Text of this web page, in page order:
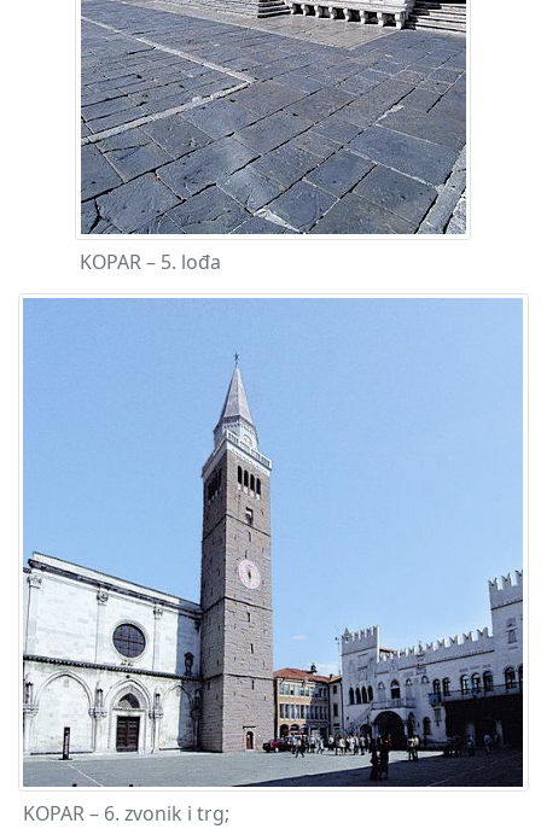
KOPAR – 5. lođa
KOPAR – 6. zvonik i trg;